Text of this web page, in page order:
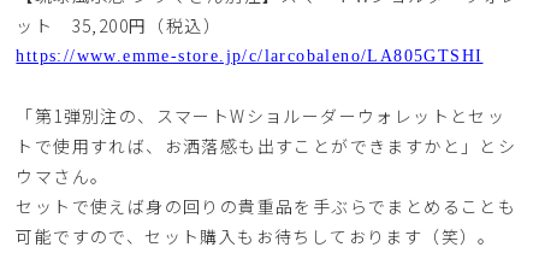
ット 35,200円（税込）
https://www.emme-store.jp/c/larcobaleno/LA805GTSHI
「第1弾別注の、スマートWショルーダーウォレットとセッ
トで使用すれば、お洒落感も出すことができますかと」とシ
ウマさん。
セットで使えば身の回りの貴重品を手ぶらでまとめることも
可能ですので、セット購入もお待ちしております（笑）。